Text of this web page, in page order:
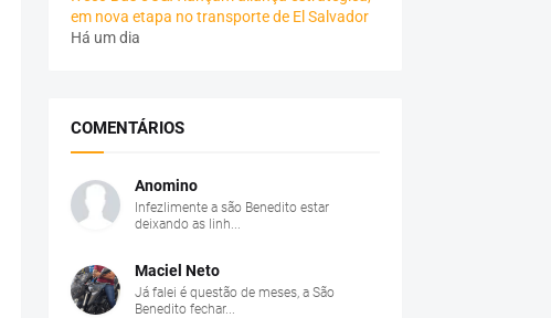
em nova etapa no transporte de El Salvador
Há um dia
COMENTÁRIOS
Anomino
Infezlimente a são Benedito estar
deixando as linh...
Maciel Neto
Já falei é questão de meses, a São
Benedito fechar...